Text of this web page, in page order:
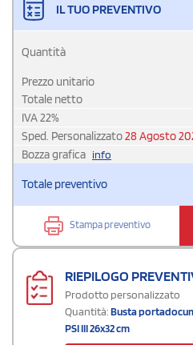
IL TUO PREVENTIVO
Quantità
Prezzo unitario
Totale netto
IVA22%
Sped. Personalizzato28 Agosto
Bozza grafica info
Totale preventivo
Stampa preventivo
RIEPILOGO
Prodotto personalizzato
Quantità:Busta
PSI III 26x32 cm